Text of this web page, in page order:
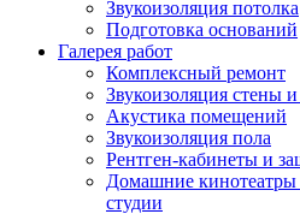
Звукоизоляция потолка
Подготовка оснований
Галерея работ
Комплексный ремонт
Звукоизоляция стены
Акустика помещений
Звукоизоляция пола
Рентген-кабинеты и
Домашние
студии